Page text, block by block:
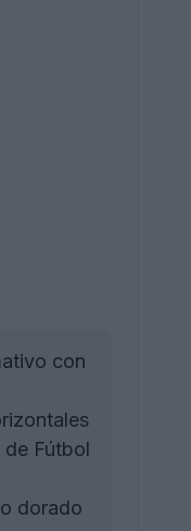
con
Fútbol
dorado